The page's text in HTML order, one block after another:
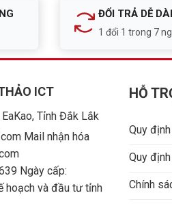
ĐỔI TRẢ DỄ
1 đổi 1 trong 7
ICT
Tỉnh Đắk Lắk
Mail nhận hóa
Ngày cấp:
hoạch và đầu tư tỉnh
HỖ
Quy
Quy
Chính